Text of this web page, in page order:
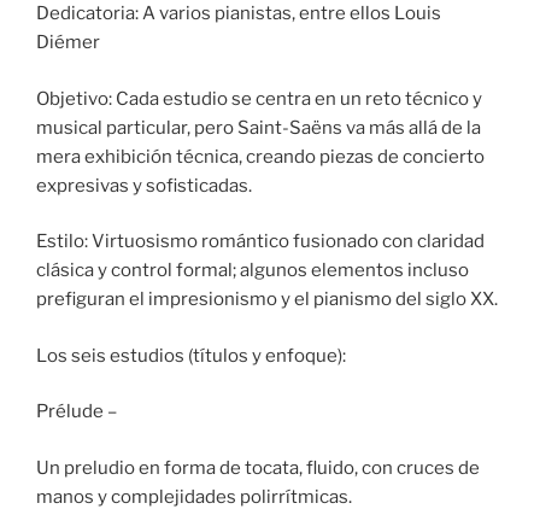
Dedicatoria: A varios pianistas, entre ellos Louis
Diémer
Objetivo: Cada estudio se centra en un reto técnico y
musical particular, pero Saint-Saëns va más allá de la
mera exhibición técnica, creando piezas de concierto
expresivas y sofisticadas.
Estilo: Virtuosismo romántico fusionado con claridad
clásica y control formal; algunos elementos incluso
prefiguran el impresionismo y el pianismo del siglo XX.
Los seis estudios (títulos y enfoque):
Prélude –
Un preludio en forma de tocata, fluido, con cruces de
manos y complejidades polirrítmicas.